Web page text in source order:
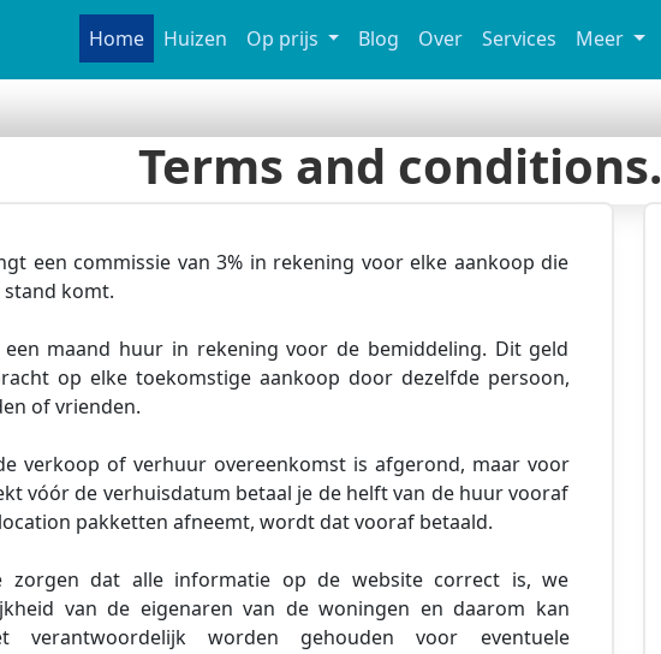
Home Huizen Op prijs Blog Over Services Meer
Terms and conditions.
een commissie van 3% in rekening voor elke aankoop die
komt.
maand huur in rekening voor de bemiddeling. Dit geld
op elke toekomstige aankoop door dezelfde persoon,
of vrienden.
verkoop of verhuur overeenkomst is afgerond, maar voor
vóór de verhuisdatum betaal je de helft van de huur vooraf
pakketten afneemt, wordt dat vooraf betaald.
zorgen dat alle informatie op de website correct is, we
van de eigenaren van de woningen en daarom kan
verantwoordelijk worden gehouden voor eventuele